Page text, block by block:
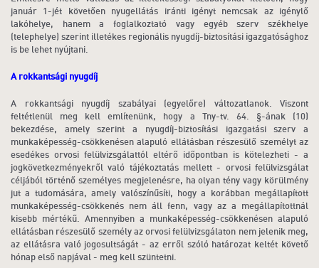
január 1-jét követően nyugellátás iránti igényt nemcsak az igénylő
lakóhelye, hanem a foglalkoztató vagy egyéb szerv székhelye
(telephelye) szerint illetékes regionális nyugdíj-biztosítási igazgatósághoz
is be lehet nyújtani.
A rokkantsági nyugdíj
A rokkantsági nyugdíj szabályai (egyelőre) változatlanok. Viszont
feltétlenül meg kell említenünk, hogy a Tny-tv. 64. §-ának (10)
bekezdése, amely szerint a nyugdíj-biztosítási igazgatási szerv a
munkaképesség-csökkenésen alapuló ellátásban részesülő személyt az
esedékes orvosi felülvizsgálattól eltérő időpontban is kötelezheti - a
jogkövetkezményekről való tájékoztatás mellett - orvosi felülvizsgálat
céljából történő személyes megjelenésre, ha olyan tény vagy körülmény
jut a tudomására, amely valószínűsíti, hogy a korábban megállapított
munkaképesség-csökkenés nem áll fenn, vagy az a megállapítottnál
kisebb mértékű. Amennyiben a munkaképesség-csökkenésen alapuló
ellátásban részesülő személy az orvosi felülvizsgálaton nem jelenik meg,
az ellátásra való jogosultságát - az erről szóló határozat keltét követő
hónap első napjával - meg kell szüntetni.